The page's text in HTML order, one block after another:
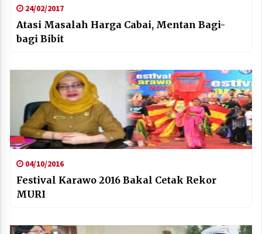
24/02/2017
Atasi Masalah Harga Cabai, Mentan Bagi-
bagi Bibit
04/10/2016
Festival Karawo 2016 Bakal Cetak Rekor
MURI